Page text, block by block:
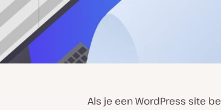
Als je een WordPress site